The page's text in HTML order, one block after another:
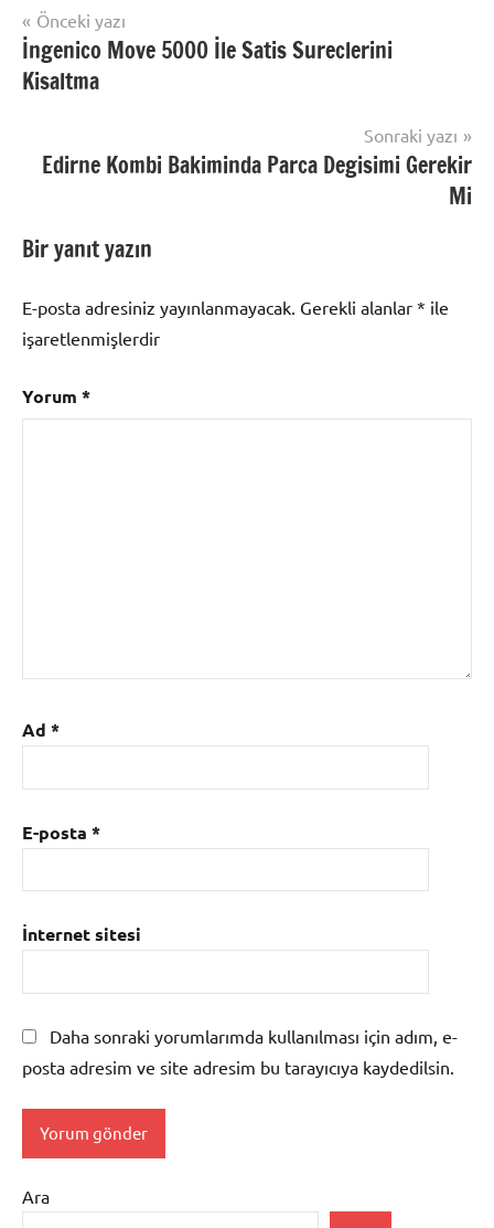
Yazı
gezinmesi
Önceki yazı
İngenico Move 5000 İle Satis Sureclerini
Kisaltma
Sonraki yazı
Edirne Kombi Bakiminda Parca Degisimi Gerekir
Mi
Bir yanıt yazın
E-posta adresiniz yayınlanmayacak. Gerekli alanlar * ile
işaretlenmişlerdir
Yorum *
Ad *
E-posta *
İnternet sitesi
Daha sonraki yorumlarımda kullanılması için adım, e-
posta adresim ve site adresim bu tarayıcıya kaydedilsin.
Ara